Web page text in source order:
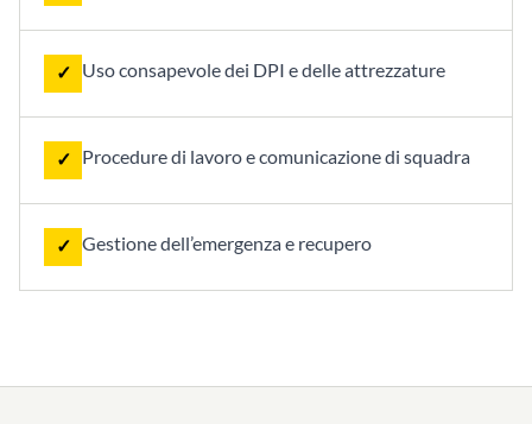
✓ Uso consapevole dei DPI e delle attrezzature
✓ Procedure di lavoro e comunicazione di squadra
✓ Gestione dell’emergenza e recupero